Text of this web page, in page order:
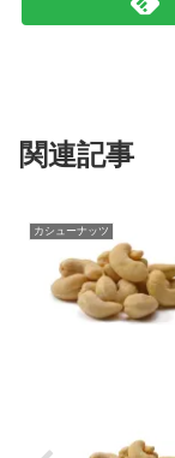
関連記事
カシューナッツ